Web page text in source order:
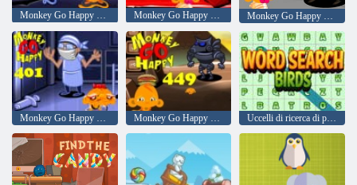
Monkey Go Happy Stage 379 Monkey Go Happy Stage 391 Monkey Go Happy Stage 393
Monkey Go Happy Stage 401 Monkey Go Happy Stage 449 Uccelli di ricerca di parole